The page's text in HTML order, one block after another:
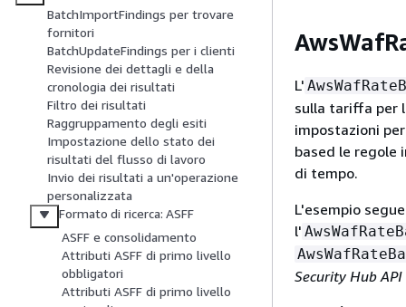
BatchImportFindings per trovare
fornitori
BatchUpdateFindings per i clienti
Revisione dei dettagli e della
cronologia dei risultati
Filtro dei risultati
Raggruppamento degli esiti
Impostazione dello stato dei
risultati del flusso di lavoro
Invio dei risultati a un'operazione
personalizzata
Formato di ricerca: ASFF
ASFF e consolidamento
Attributi ASFF di primo livello
obbligatori
Attributi ASFF di primo livello
L'
sulla tariffa per
impostazioni
based le regole
di tempo.
L'esempio
l'
Security Hub API